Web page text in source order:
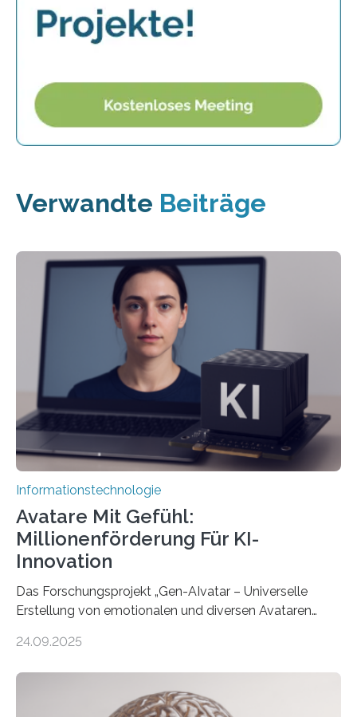
Verwandte Beiträge
Informationstechnologie
Avatare Mit Gefühl:
Millionenförderung Für KI-
Innovation
Das Forschungsprojekt „Gen-AIvatar – Universelle
Erstellung von emotionalen und diversen Avataren
Förderung in Höhe von rund 2 Millionen Euro. Dabei
der Universität Bonn und der TH Köln gemeinsam mit
der MindPort GmbH eine neuartige, KI-gestützte
24.09.2025